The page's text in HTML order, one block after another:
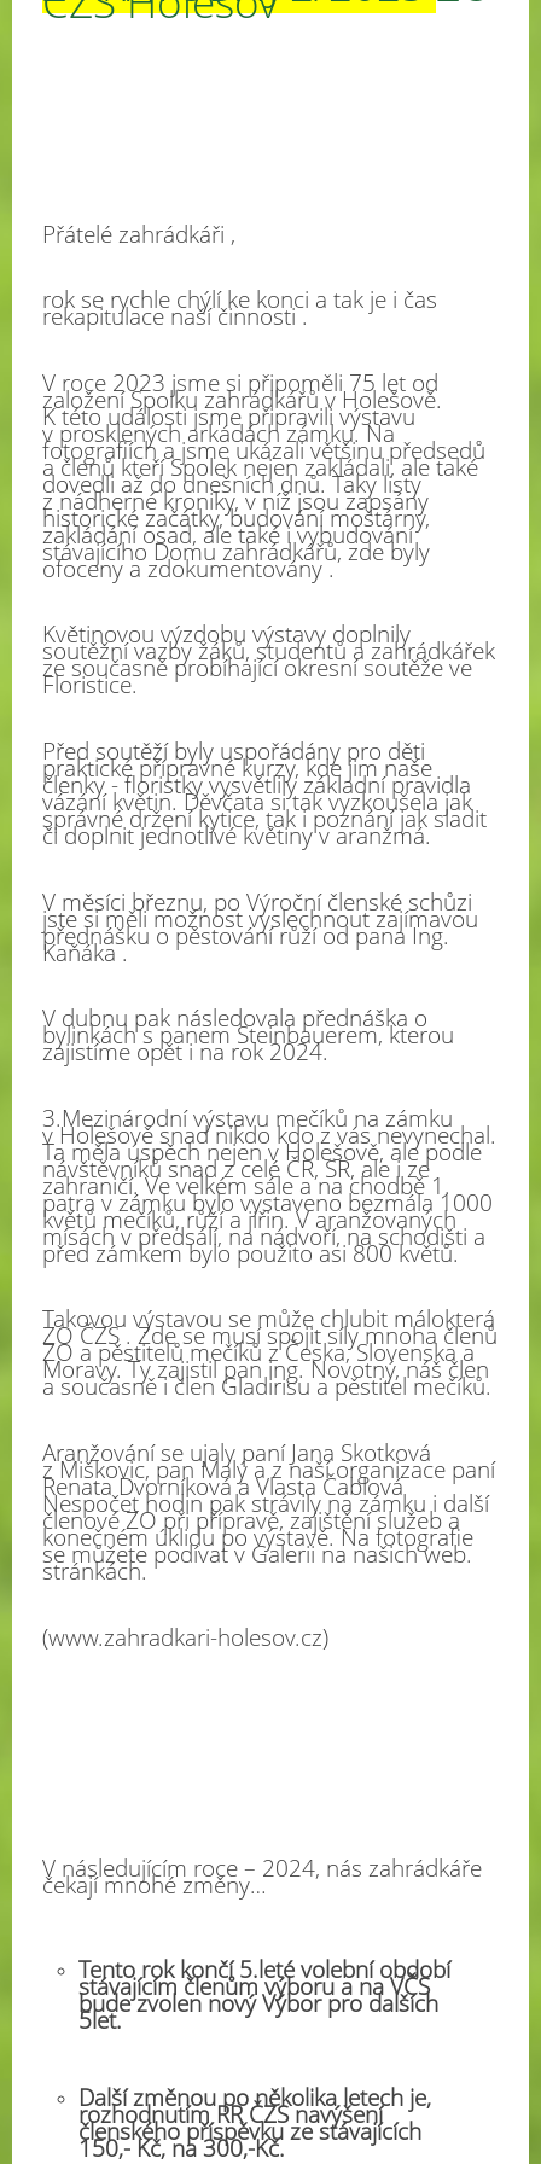
Přátelé zahrádkáři ,
rok se rychle chýlí ke konci a tak je i čas
rekapitulace naší činnosti .
V roce 2023 jsme si připoměli 75 let od
založení Spolku zahrádkářů v Holešově.
K této události jsme připravili výstavu
v prosklených arkádách zámku. Na
fotografiích a jsme ukázali většinu předsedů
a členů kteří Spolek nejen zakládali, ale také
dovedli až do dnešních dnů. Taky listy
z nádherné kroniky, v níž jsou zapsány
historické začátky, budování moštárny,
zakládání osad, ale také i vybudování
stávajícího Domu zahrádkářů, zde byly
ofoceny a zdokumentovány .
Květinovou výzdobu výstavy doplnily
soutěžní vazby žáků, studentů a zahrádkářek
ze současně probíhající okresní soutěže ve
Floristice.
Před soutěží byly uspořádány pro děti
praktické přípravné kurzy, kde jim naše
členky - floristky vysvětlily základní pravidla
vázání květin. Děvčata si tak vyzkoušela jak
správné držení kytice, tak i poznání jak sladit
či doplnit jednotlivé květiny v aranžmá.
V měsíci březnu, po Výroční členské schůzi
jste si měli možnost vyslechnout zajímavou
přednášku o pěstování růží od pana Ing.
Kaňáka .
V dubnu pak následovala přednáška o
bylinkách s panem Steinbauerem, kterou
zajistíme opět i na rok 2024.
3.Mezinárodní výstavu mečíků na zámku
v Holešově snad nikdo kdo z vás nevynechal.
Ta měla úspěch nejen v Holešově, ale podle
návštěvníků snad z celé ČR, SR, ale i ze
zahraničí. Ve velkém sále a na chodbě 1.
patra v zámku bylo vystaveno bezmála 1000
květů mečíků, růží a jiřin. V aranžovaných
mísách v předsálí, na nádvoří, na schodišti a
před zámkem bylo použito asi 800 květů.
Takovou výstavou se může chlubit málokterá
ZO ČZS . Zde se musí spojit síly mnoha členů
ZO a pěstitelů mečíků z Česka, Slovenska a
Moravy. Ty zajistil pan ing. Novotný, náš člen
a současně i člen Gladirisu a pěstitel mečíků.
Aranžování se ujaly paní Jana Skotková
z Miškovic, pan Malý a z naší organizace paní
Renata Dvorníková a Vlasta Čablová
Nespočet hodin pak strávily na zámku i další
členové ZO při přípravě, zajištění služeb a
konečném úklidu po výstavě. Na fotografie
se můžete podívat v Galerii na našich web.
stránkách.
(www.zahradkari-holesov.cz)
V následujícím roce – 2024, nás zahrádkáře
čekají mnohé změny…
Tento rok končí 5.leté volební období
stávajícím členům výboru a na VČS
bude zvolen nový Výbor pro dalších
5let.
Další změnou po několika letech je,
rozhodnutím RR ČZS navýšení
členského příspěvku ze stávajících
150,- Kč, na 300,-Kč.